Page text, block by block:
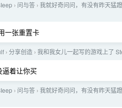
› 问与答 › 我就好奇问问，有没有昨天猛
一张重置卡
› 分享创造 › 我和我女儿一起写的游戏上了
逼着让你买
› 问与答 › 我就好奇问问，有没有昨天猛